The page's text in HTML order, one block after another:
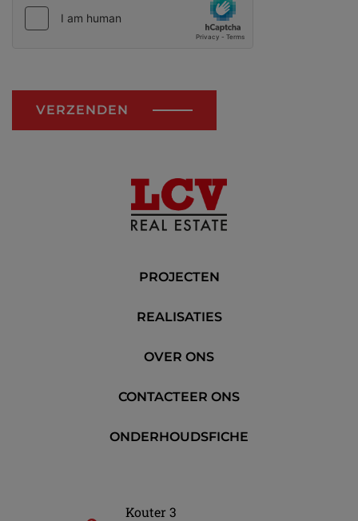
VERZENDEN
PROJECTEN
REALISATIES
OVER ONS
CONTACTEER ONS
ONDERHOUDSFICHE
Kouter 3